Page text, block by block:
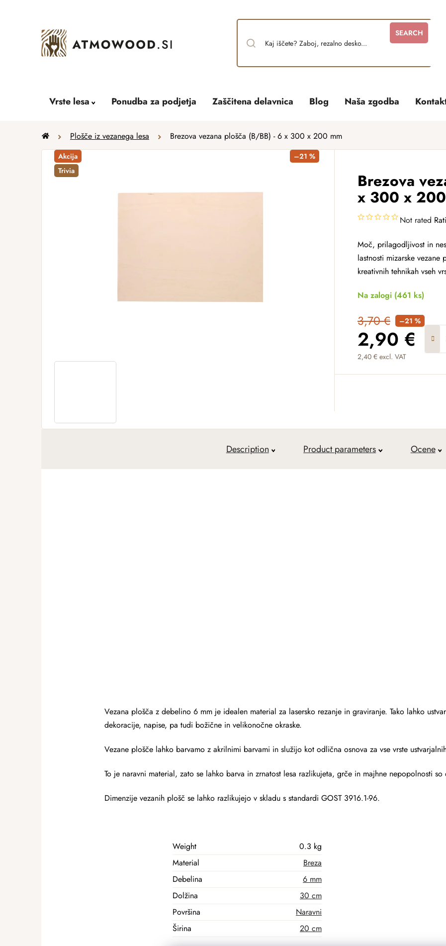
SEARCH
Vrste lesa Ponudba za podjetja Zaščitena delavnica Blog Naša zgodba
Home Plošče iz vezanega lesa Brezova vezana plošča (B/BB) - 6 x 300 x 200 mm
Brezova
x 300 x
Not rated
Moč, prilagodljivost in
lastnosti mizarske
kreativnih tehnikah vseh
Na zalogi (461 ks)
3,70 € –21 %
2,90 €
2,40 € excl. VAT
Measure price:
Akcija
Trivia
–21 %
Description Product parameters Ocene
Vezana plošča z debelino 6 mm je idealen material za lasersko rezanje in graviranje. Tako lahko
dekoracije, napise, pa tudi božične in velikonočne okraske.
Vezane plošče lahko barvamo z akrilnimi barvami in služijo kot odlična osnova za vse vrste
To je naravni material, zato se lahko barva in zrnatost lesa razlikujeta, grče in majhne nepopolnosti
Dimenzije vezanih plošč se lahko razlikujejo v skladu s standardi GOST 3916.1-96.
Weight
0.3 kg
Material
Breza
Debelina
6 mm
Dolžina
30 cm
Površina
Naravni
Širina
20 cm